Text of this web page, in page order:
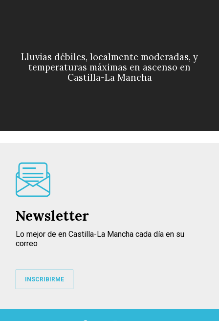
Lluvias débiles, localmente moderadas, y
temperaturas máximas en ascenso en
Castilla-La Mancha
Newsletter
Lo mejor de en Castilla-La Mancha cada día en su
correo
INSCRIBIRME